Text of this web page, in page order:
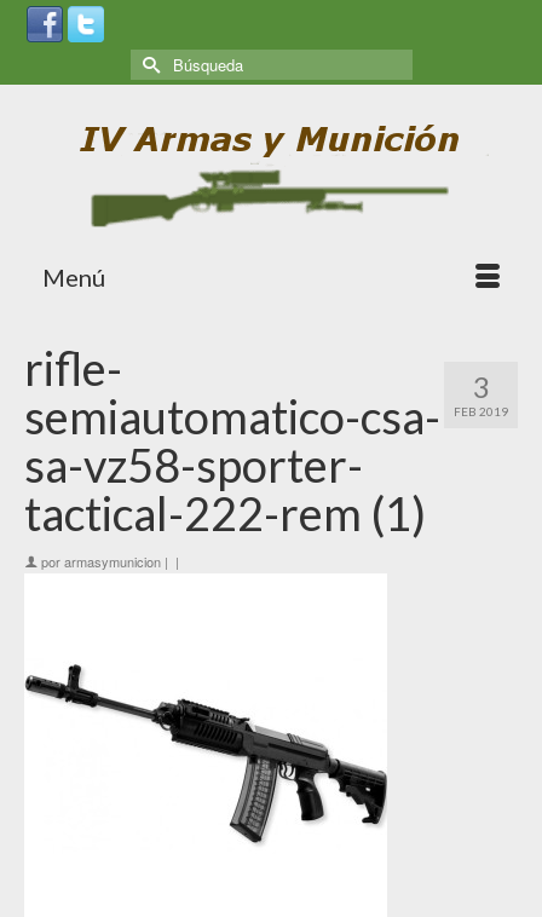
Menú
3
FEB 2019
rifle-
semiautomatico-csa-
sa-vz58-sporter-
tactical-222-rem (1)
porarmasymunicion | |